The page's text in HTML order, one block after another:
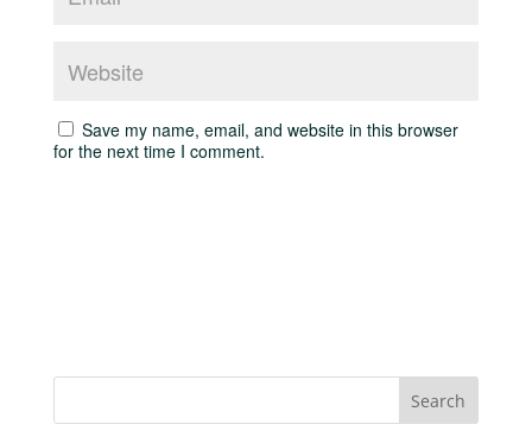
Save my name, email, and website in this browser
for the next time I comment.